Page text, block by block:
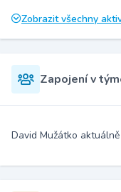
Zobrazit všechny
Zapojení v
David Mužátko